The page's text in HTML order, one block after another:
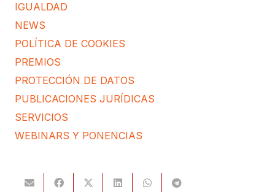
IGUALDAD
NEWS
POLÍTICA DE COOKIES
PREMIOS
PROTECCIÓN DE DATOS
PUBLICACIONES JURÍDICAS
SERVICIOS
WEBINARS Y PONENCIAS